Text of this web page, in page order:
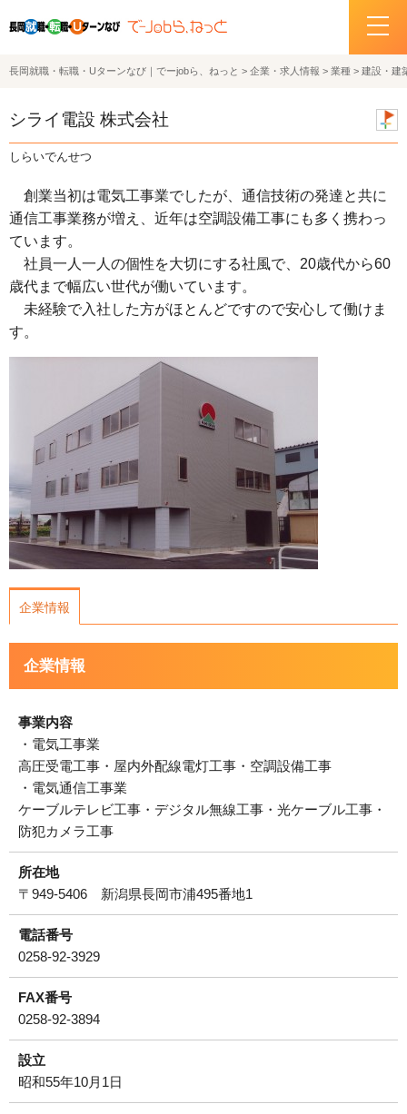
ホーム
イベント情報
サポートデスクの紹介
お問い合わせ
プライバシーポリシー
運営会社について
サイトマップ
長岡就職・転職・Uターンなび｜でーjobら、ねっと > 企業・求人情報 > 業種 > 建設・建
シライ電設 株式会社
しらいでんせつ
創業当初は電気工事業でしたが、通信技術の発達と共に
通信工事業務が増え、近年は空調設備工事にも多く携わっ
ています。
社員一人一人の個性を大切にする社風で、20歳代から60
歳代まで幅広い世代が働いています。
未経験で入社した方がほとんどですので安心して働けま
す。
企業情報
企業情報
事業内容
・電気工事業
高圧受電工事・屋内外配線電灯工事・空調設備工事
・電気通信工事業
ケーブルテレビ工事・デジタル無線工事・光ケーブル工事・
防犯カメラ工事
所在地
〒949-5406 新潟県長岡市浦495番地1
電話番号
0258-92-3929
FAX番号
0258-92-3894
設立
昭和55年10月1日